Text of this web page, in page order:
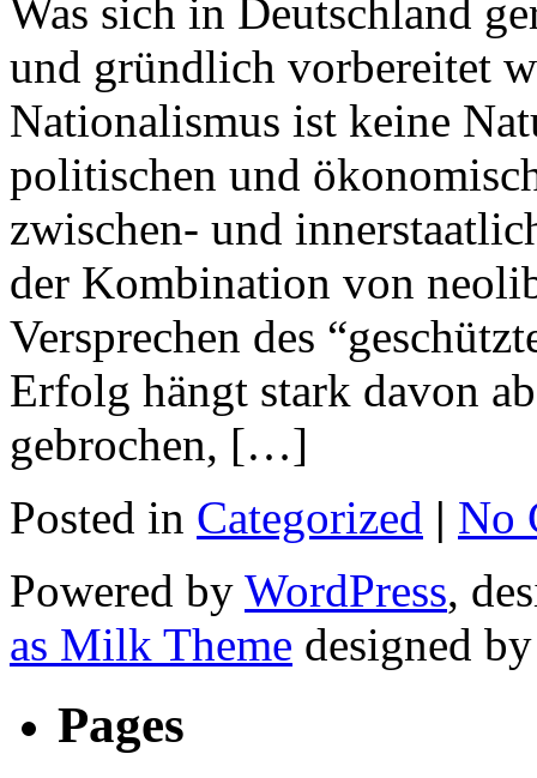
Was sich in Deutschland
und gründlich vorbereitet
Nationalismus ist keine
politischen und
zwischen- und
der Kombination von
Versprechen des
Erfolg hängt stark davon
gebrochen, […]
Posted in Categorized | No
Powered by WordPress,
as Milk Theme designed
Pages